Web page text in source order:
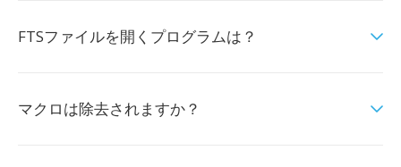
FTSファイルを開くプログラムは？
マクロは除去されますか？